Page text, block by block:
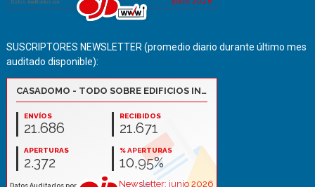
SUSCRIPTORES NEWSLETTER (promedio diario durante último mes
auditado disponible):